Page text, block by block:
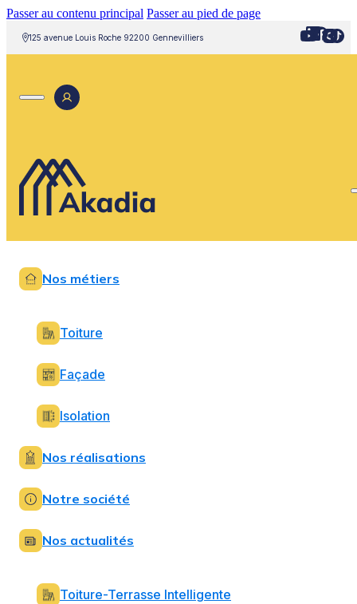
Passer au contenu principal Passer au pied de page
125 avenue Louis Roche 92200 Gennevilliers
Nos métiers
Toiture
Façade
Isolation
Nos réalisations
Notre société
Nos actualités
Toiture-Terrasse Intelligente